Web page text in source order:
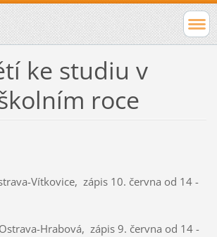
ke studiu v
roce
Vítkovice, zápis 10. června od 14 -
Hrabová, zápis 9. června od 14 -